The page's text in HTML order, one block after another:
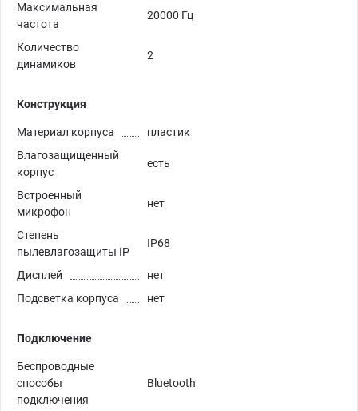
Максимальная
частота
20000 Гц
Количество
динамиков
2
Конструкция
Материал корпуса
пластик
Влагозащищенный
корпус
есть
Встроенный
микрофон
нет
Степень
пылевлагозащиты IP
IP68
Дисплей
нет
Подсветка корпуса
нет
Подключение
Беспроводные
способы
подключения
Bluetooth